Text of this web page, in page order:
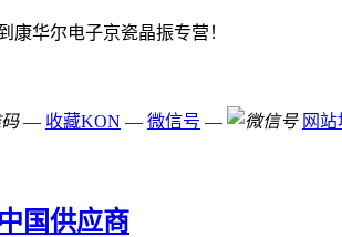
康华尔电子京瓷晶振专营！
— 收藏KON — 微信号 — 网
国供应商